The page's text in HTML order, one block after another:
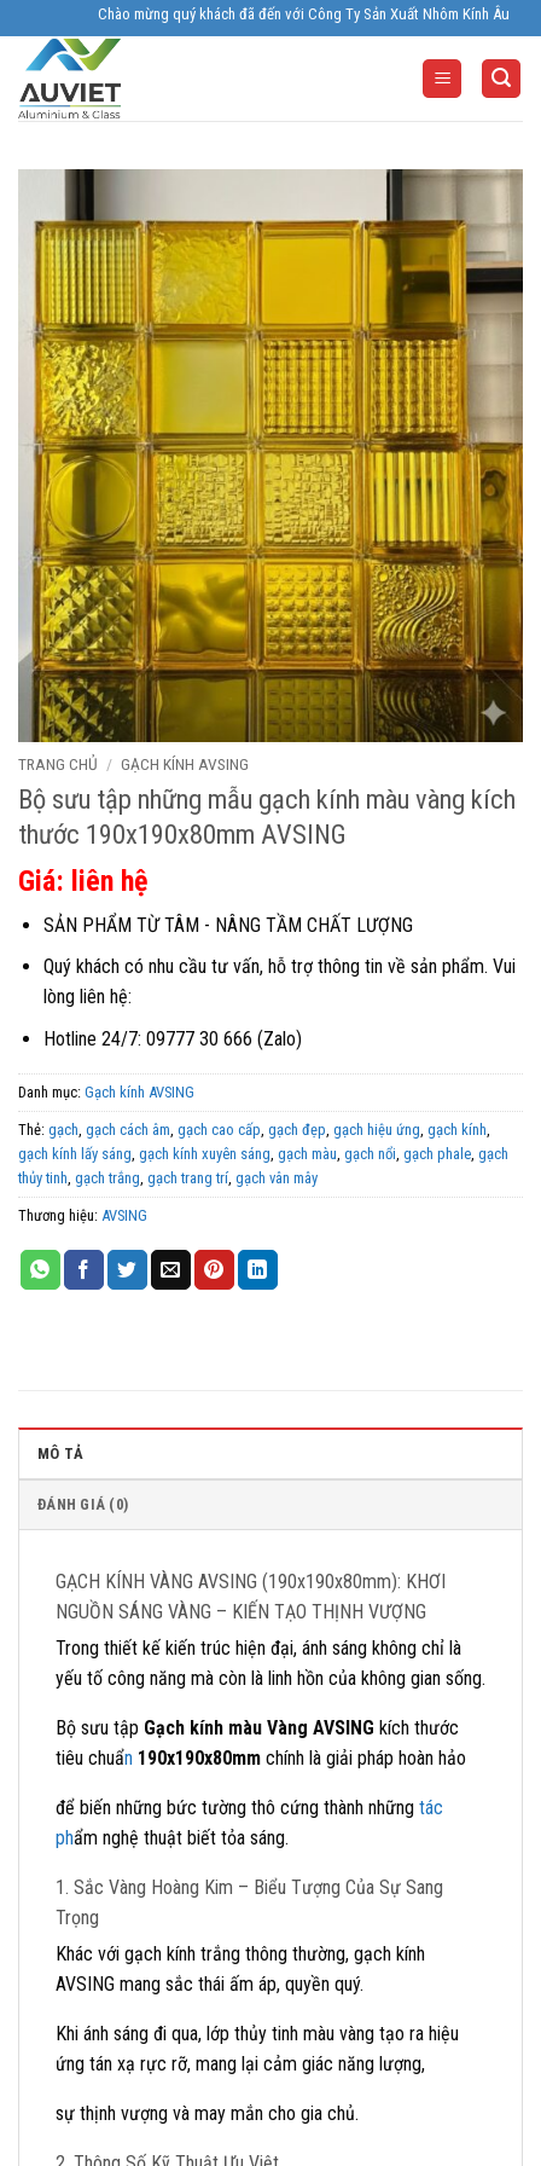
to
content
Chào mừng quý khách đã đến với Công Ty Sản Xuất Nhôm Kính Âu Viêt.
TRANG CHỦ / GẠCH KÍNH AVSING
Bộ sưu tập những mẫu gạch kính màu vàng kích
thước 190x190x80mm AVSING
Giá: liên hệ
SẢN PHẨM TỪ TÂM - NÂNG TẦM CHẤT LƯỢNG
Quý khách có nhu cầu tư vấn, hỗ trợ thông tin về sản phẩm. Vui
lòng liên hệ:
Hotline 24/7: 09777 30 666 (Zalo)
Danh mục: Gạch kính AVSING
Thẻ: gạch gạch cách âm gạch cao cấp gạch đẹp gạch hiệu ứng gạch kính
gạch kính lấy sáng gạch kính xuyên sáng gạch màu gạch nổi gạch phale gạch
thủy tinh gạch trắng gạch trang trí gạch vân mây
Thương hiệu: AVSING
MÔ TẢ
ĐÁNH GIÁ (0)
GẠCH KÍNH VÀNG AVSING (190x190x80mm): KHƠI
NGUỒN SÁNG VÀNG – KIẾN TẠO THỊNH VƯỢNG
Trong thiết kế kiến trúc hiện đại, ánh sáng không chỉ là
yếu tố công năng mà còn là linh hồn của không gian sống.
Bộ sưu tập Gạch kính màu Vàng AVSING kích thước
tiêu chuẩn 190x190x80mm chính là giải pháp hoàn hảo
để biến những bức tường thô cứng thành những tác
phẩm nghệ thuật biết tỏa sáng.
1. Sắc Vàng Hoàng Kim – Biểu Tượng Của Sự Sang
Trọng
Khác với gạch kính trắng thông thường, gạch kính
AVSING mang sắc thái ấm áp, quyền quý.
Khi ánh sáng đi qua, lớp thủy tinh màu vàng tạo ra hiệu
ứng tán xạ rực rỡ, mang lại cảm giác năng lượng,
sự thịnh vượng và may mắn cho gia chủ.